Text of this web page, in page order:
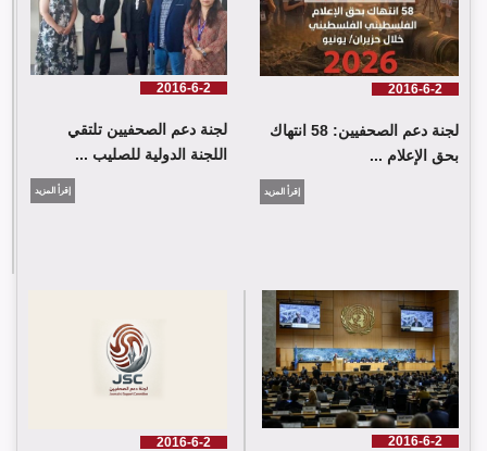
لجنة دعم الصحفيين تلتقي اللجنة الدولية للصليب الأحمر في جنيف
2016-6-2
لجنة دعم الصحفيين: 58 انتهاك
بحق الإعلام ...
إقرأ المزيد
2016-6-2
لجنة دعم الصحفيين تلتقي
اللجنة الدولية للصليب ...
إقرأ المزيد
2016-6-2
2016-6-2